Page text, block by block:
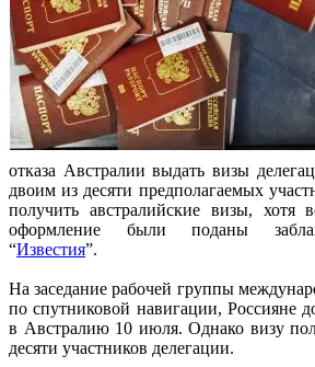
отказа Австралии выдать визы
двоим из десяти предполагаемых
получить австралийские визы, хотя
оформление были поданы
“Известия”.
На заседание рабочей группы
по спутниковой навигации, Россияне
в Австралию 10 июля. Однако визу
десяти участников делегации.